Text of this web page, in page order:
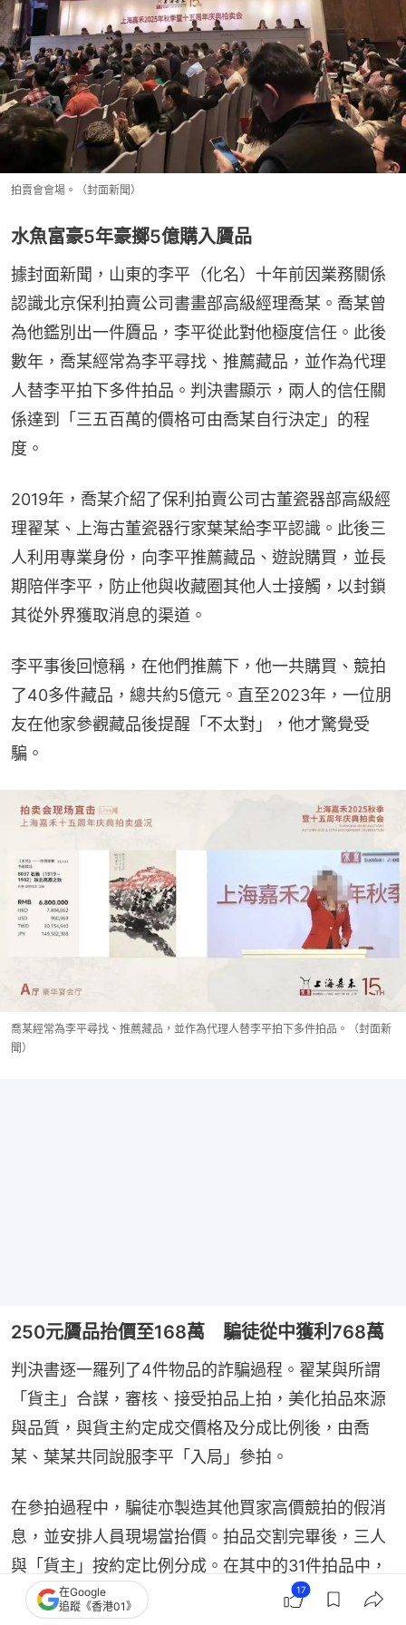
拍賣會會場。（封面新聞）
水魚富豪5年豪擲5億購入贗品
據封面新聞，山東的李平（化名）十年前因業務關係
認識北京保利拍賣公司書畫部高級經理喬某。喬某曾
為他鑑別出一件贗品，李平從此對他極度信任。此後
數年，喬某經常為李平尋找、推薦藏品，並作為代理
人替李平拍下多件拍品。判決書顯示，兩人的信任關
係達到「三五百萬的價格可由喬某自行決定」的程
度。
2019年，喬某介紹了保利拍賣公司古董瓷器部高級經
理翟某、上海古董瓷器行家葉某給李平認識。此後三
人利用專業身份，向李平推薦藏品、遊說購買，並長
期陪伴李平，防止他與收藏圈其他人士接觸，以封鎖
其從外界獲取消息的渠道。
李平事後回憶稱，在他們推薦下，他一共購買、競拍
了40多件藏品，總共約5億元。直至2023年，一位朋
友在他家參觀藏品後提醒「不太對」，他才驚覺受
騙。
喬某經常為李平尋找、推薦藏品，並作為代理人替李平拍下多件拍品。（封面新
聞）
250元贗品抬價至168萬 騙徒從中獲利768萬
判決書逐一羅列了4件物品的詐騙過程。翟某與所謂
「貨主」合謀，審核、接受拍品上拍，美化拍品來源
與品質，與貨主約定成交價格及分成比例後，由喬
某、葉某共同說服李平「入局」參拍。
在參拍過程中，騙徒亦製造其他買家高價競拍的假消
息，並安排人員現場當抬價。拍品交割完畢後，三人
與「貨主」按約定比例分成。在其中的31件拍品中，
喬某獲得分成768.48萬元。
在Google
追蹤《香港01》
17